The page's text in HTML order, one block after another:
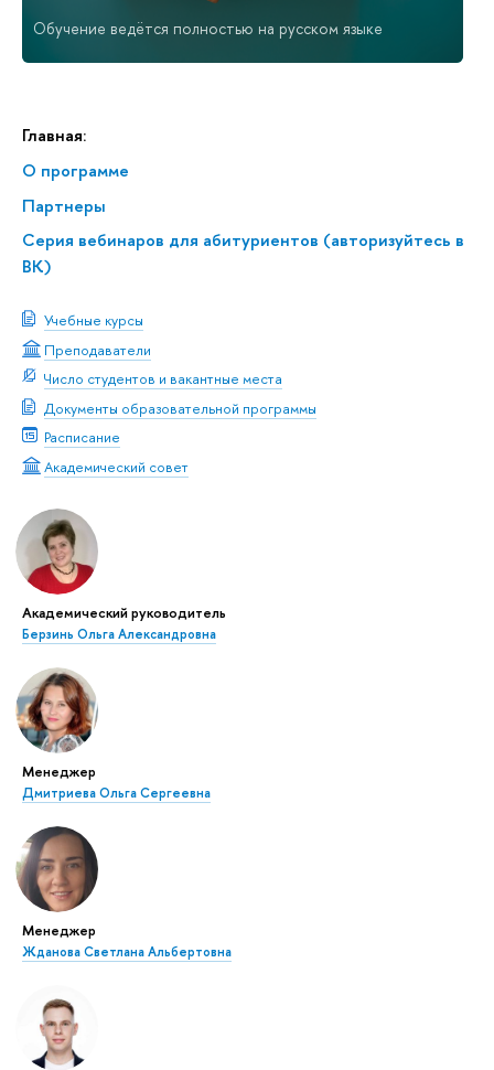
Главная:
О программе
Партнеры
Серия вебинаров для абитуриентов (авторизуйтесь в
ВК)
Учебные курсы
Преподаватели
Число студентов и вакантные места
Документы образовательной программы
Расписание
Академический совет
Академический руководитель
Берзинь Ольга Александровна
Менеджер
Дмитриева Ольга Сергеевна
Менеджер
Жданова Светлана Альбертовна
Обучение ведётся полностью на русском языке